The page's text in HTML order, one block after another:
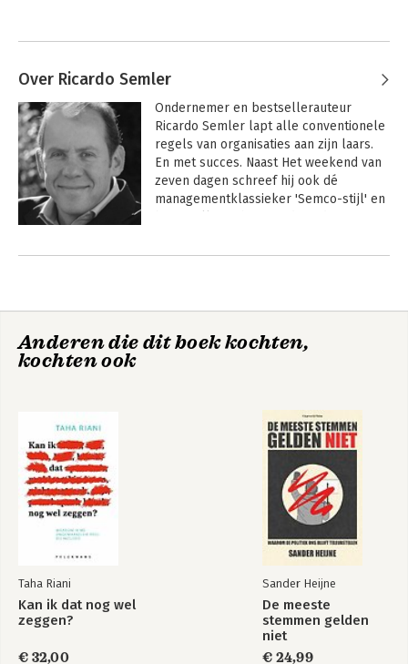
Over Ricardo Semler
Ondernemer en bestsellerauteur
Ricardo Semler lapt alle conventionele
regels van organisaties aan zijn laars.
En met succes. Naast Het weekend van
zeven dagen schreef hij ook dé
managementklassieker 'Semco-stijl' en
wereldwijd beroemd om zijn
Andere boeken door Ricardo
Het weekend van
zeven dagen
The Seven-Day
Weekend
Anderen die dit boek kochten,
kochten ook
Taha Riani
Kan ik dat nog wel
zeggen?
€ 32,00
Sander Heijne
De meeste
stemmen gelden
niet
€ 24,99